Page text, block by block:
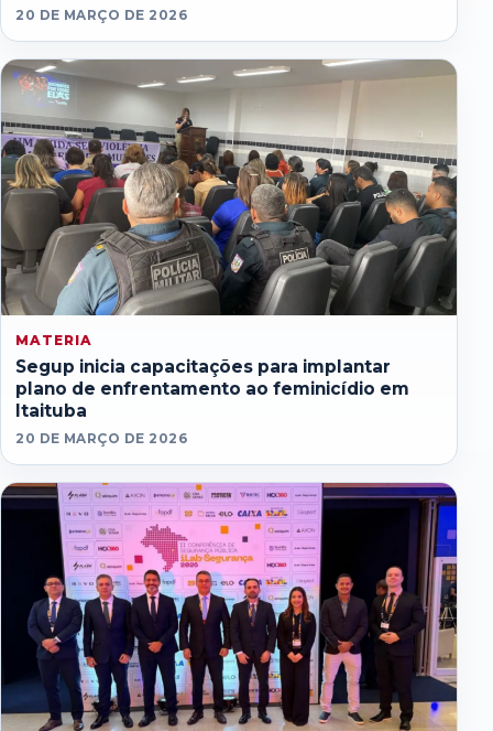
20 DE MARÇO DE 2026
MATERIA
Segup inicia capacitações para implantar
plano de enfrentamento ao feminicídio em
Itaituba
20 DE MARÇO DE 2026